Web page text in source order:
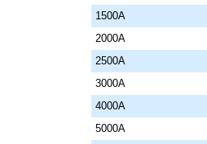
1500A
2000A
2500A
3000A
4000A
5000A